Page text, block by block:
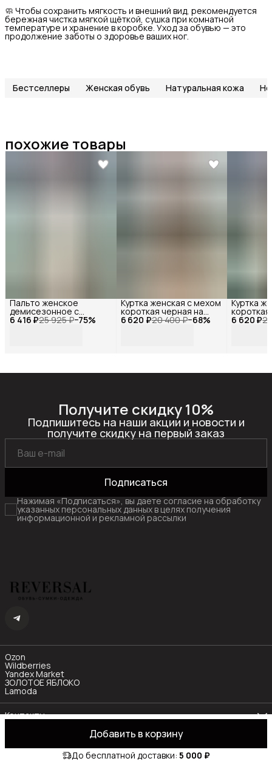
Добавить в корзину
До бесплатной доставки: 5 000 ₽
🧼 Чтобы сохранить мягкость и внешний вид, рекомендуется
бережная чистка мягкой щёткой, сушка при комнатной
температуре и хранение в коробке. Уход за обувью — это
продолжение заботы о здоровье ваших ног.
Бестселлеры Женская обувь Натуральная кожа
похожие товары
6 416 ₽25 925 ₽−75%
Пальто женское
демисезонное с
капюшоном на поясе, 6 620 ₽20 400 ₽−68%
Куртка женская с мехом
короткая черная на
молнии, Reversal, YDP- 6 620 ₽
Куртка
короткая
черная,
Получите скидку 10%
Подпишитесь на наши акции и новости и
получите скидку на первый заказ
Подписаться
Нажимая «Подписаться», вы даете согласие на обработку
указанных персональных данных в целях получения
информационной и рекламной рассылки
Ozon
Wildberries
Yandex Market
ЗОЛОТОЕ ЯБЛОКО
Lamoda
Контакты
Режим работы
Пн-Пт с 10:00 до 19:00
OOO "РИЧЛАЙН"ОплатаДоставкаПравила возвратаРеквизиты